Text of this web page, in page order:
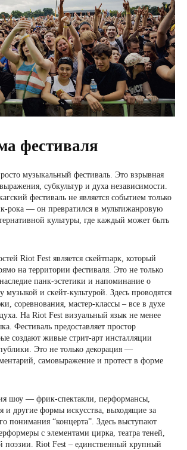
фестиваля
музыкальный фестиваль. Это взрывная
субкультур и духа независимости.
фестиваль не является событием только
рока — он превратился в мультижанровую
культуры, где каждый может быть
Riot Fest является скейтпарк, который
на территории фестиваля. Это не только
панк-эстетики и напоминание о
музыкой и скейт-культурой. Здесь проводятся
соревнования, мастер-классы – все в духе
На Riot Fest визуальный язык не менее
Фестиваль предоставляет простор
создают живые стрит-арт инсталляции
Это не только декорация —
самовыражение и протест в форме
шоу — фрик-спектакли, перформансы,
и другие формы искусства, выходящие за
понимания “концерта”. Здесь выступают
с элементами цирка, театра теней,
поэзии. Riot Fest – единственный крупный